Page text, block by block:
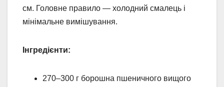
см. Головне правило — холодний смалець і
мінімальне вимішування.
Інгредієнти:
270–300 г борошна пшеничного вищого